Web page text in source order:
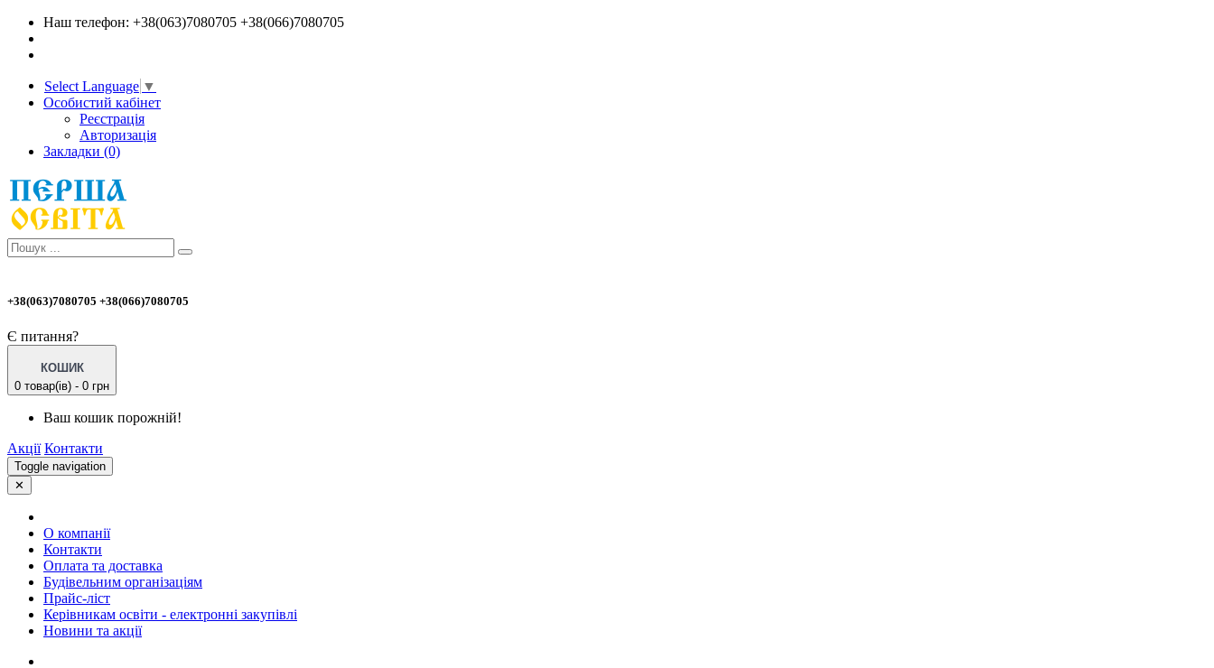
Наш телефон: +38(063)7080705 +38(066)7080705
Select Language ▼
Особистий кабінет
Реєстрація
Авторизація
Закладки (0)
+38(063)7080705 +38(066)7080705
Є питання?
КОШИК
0 товар(ів) - 0 грн
Ваш кошик порожній!
Акції Контакти
Toggle navigation
✕
О компанії
Контакти
Оплата та доставка
Будівельним організаціям
Прайс-ліст
Керівникам освіти - електронні закупівлі
Новини та акції